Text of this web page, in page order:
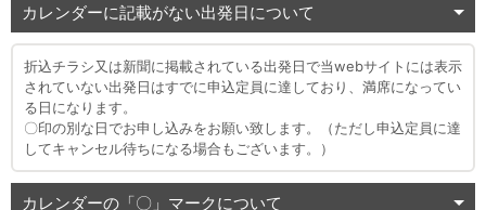
カレンダーに記載がない出発日について
折込チラシ又は新聞に掲載されている出発日で当webサイトには表示
されていない出発日はすでに申込定員に達しており、満席になってい
る日になります。
〇印の別な日でお申し込みをお願い致します。（ただし申込定員に達
してキャンセル待ちになる場合もございます。）
カレンダーの「〇」マークについて